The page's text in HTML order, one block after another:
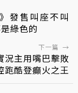
發售叫座不叫
綠色的
下一篇 →
況主用嘴巴擊敗
跑酷登癲火之王